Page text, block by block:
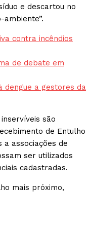
e descartou no
contra incêndios
de debate em
dengue a gestores da
são
de Entulho
a associações de
ser utilizados
cadastradas.
mais próximo,